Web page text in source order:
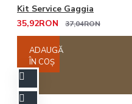
Kit Service Gaggia
35,92RON
37,04RON
ADAUGĂ
ÎN COŞ